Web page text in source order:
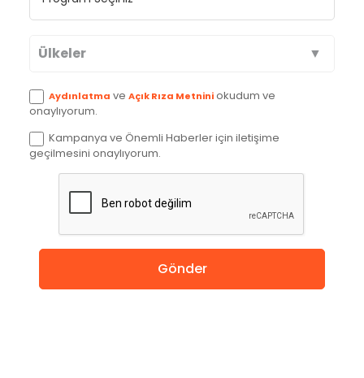
Ülkeler
Avustralya
Kanada
İngiltere
Amerika
Aydınlatma ve Açık Rıza Metniniokudum ve
onaylıyorum.
Kampanya ve Önemli Haberler için iletişime
geçilmesini onaylıyorum.
Gönder